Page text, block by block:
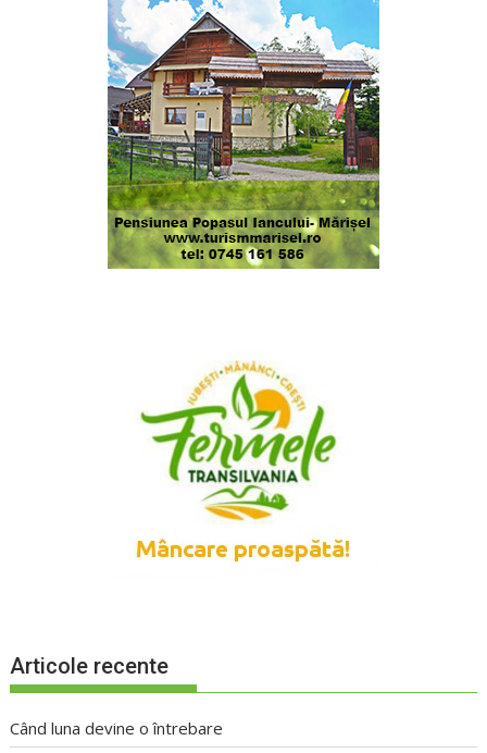
Articole recente
Când luna devine o întrebare